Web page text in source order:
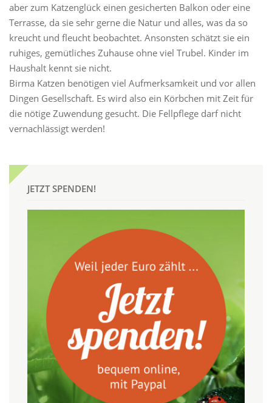
aber zum Katzenglück einen gesicherten Balkon oder eine
Terrasse, da sie sehr gerne die Natur und alles, was da so
kreucht und fleucht beobachtet. Ansonsten schätzt sie ein
ruhiges, gemütliches Zuhause ohne viel Trubel. Kinder im
Haushalt kennt sie nicht.
Birma Katzen benötigen viel Aufmerksamkeit und vor allen
Dingen Gesellschaft. Es wird also ein Körbchen mit Zeit für
die nötige Zuwendung gesucht. Die Fellpflege darf nicht
vernachlässigt werden!
JETZT SPENDEN!